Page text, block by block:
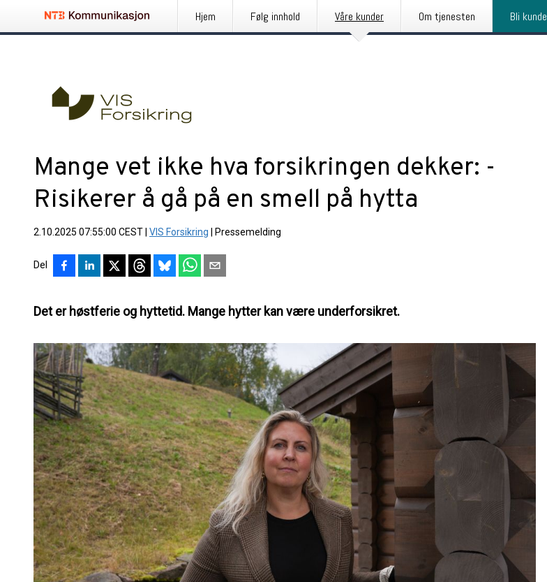
Hjem Følg innhold Våre kunder Om tjenesten Bli kunde
Mange vet ikke hva forsikringen dekker: -
Risikerer å gå på en smell på hytta
2.10.2025 07:55:00 CEST VIS Forsikring Pressemelding
Del
Det er høstferie og hyttetid. Mange hytter kan være underforsikret.